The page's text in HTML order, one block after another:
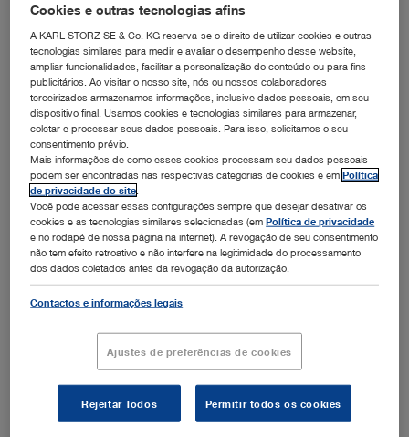
Planejamento assertivo. Maior
desempenho profissional.
Comunicação objetiva.
Perfeita comunicação com o paciente
A utilização de modelos 3D interativos facilita a
explicação da abordagem cirúrgica pretendida,
mesmo em casos clínicos de maior
complexidade. Dessa forma, é possível sanar
processo para que estejam seguros do sucesso
Cookies e outras tecnologias afins
A KARL STORZ SE & Co. KG reserva-se o direito de utilizar cookies e outras
tecnologias similares para medir e avaliar o desempenho desse website,
ampliar funcionalidades, facilitar a personalização do conteúdo ou para fins
publicitários. Ao visitar o nosso site, nós ou nossos colaboradores
terceirizados armazenamos informações, inclusive dados pessoais, em seu
dispositivo final. Usamos cookies e tecnologias similares para armazenar,
coletar e processar seus dados pessoais. Para isso, solicitamos o seu
consentimento prévio.
Mais informações de como esses cookies processam seu dados pessoais
podem ser encontradas nas respectivas categorias de cookies e emPolítica
de privacidade do site
Você pode acessar essas configurações sempre que desejar desativar os
cookies e as tecnologias similares selecionadas (emPolítica de privacidade
e no rodapé de nossa página na internet). A revogação de seu consentimento
não tem efeito retroativo e não interfere na legitimidade do processamento
dos dados coletados antes da revogação da autorização.
Contactos e informações legais
Ajustes de preferências de cookies
Rejeitar Todos Permitir todos os cookies